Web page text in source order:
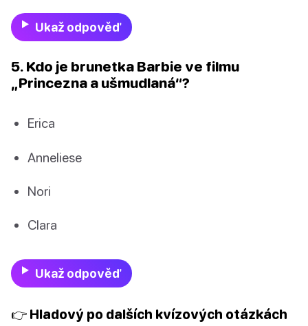
Ukaž odpověď
5. Kdo je brunetka Barbie ve filmu
„Princezna a ušmudlaná“?
Erica
Anneliese
Nori
Clara
Ukaž odpověď
👉 Hladový po dalších kvízových otázkách